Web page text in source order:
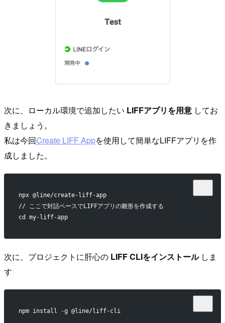
次に、ローカル環境で追加したい LIFFアプリを用意 してお
きましょう。
私は今回Create LIFF Appを使用して簡単なLIFFアプリを作
成しました。
npx @line/create-liff-app
// ここで対話ベースでLIFFアプリの雛形を作成する
cd my-liff-app
次に、プロジェクトに肝心の LIFF CLIをインストールしま
す
npm install -g @line/liff-cli